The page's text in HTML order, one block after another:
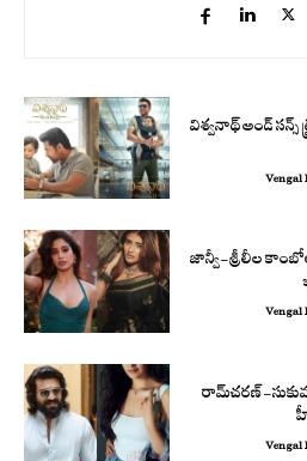
విశ్వనాథ్ అండ్ సన్స్
Vengal
జాన్వీ-శ్రీలీల
Vengal
రామ్‌చరణ్‌-
Vengal